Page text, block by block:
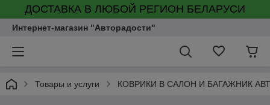
ДОСТАВКА В ЛЮБОЙ РЕГИОН БЕЛАРУСИ
Интернет-магазин "Авторадости"
Товары и услуги КОВРИКИ В САЛОН И БАГАЖНИК